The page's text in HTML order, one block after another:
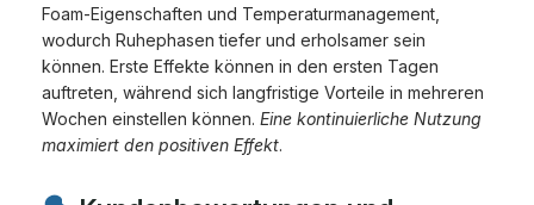
Foam-Eigenschaften und Temperaturmanagement,
wodurch Ruhephasen tiefer und erholsamer sein
können. Erste Effekte können in den ersten Tagen
auftreten, während sich langfristige Vorteile in mehreren
Wochen einstellen können. Eine kontinuierliche Nutzung
maximiert den positiven Effekt.